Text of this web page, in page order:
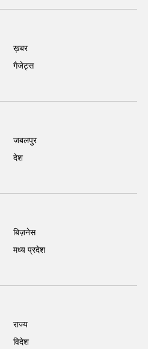
ख़बर
गैजेट्स
जबलपुर
देश
बिज़नेस
मध्य प्रदेश
राज्य
विदेश